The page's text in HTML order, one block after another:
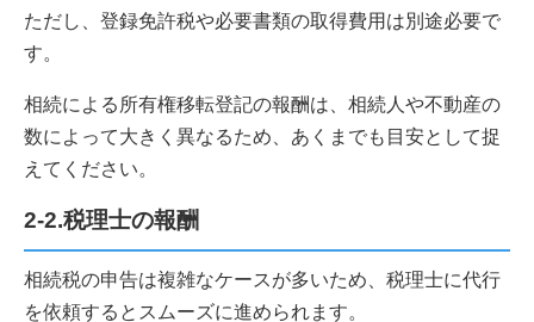
ただし、登録免許税や必要書類の取得費用は別途必要で
す。
相続による所有権移転登記の報酬は、相続人や不動産の
数によって大きく異なるため、あくまでも目安として捉
えてください。
2-2.税理士の報酬
相続税の申告は複雑なケースが多いため、税理士に代行
を依頼するとスムーズに進められます。